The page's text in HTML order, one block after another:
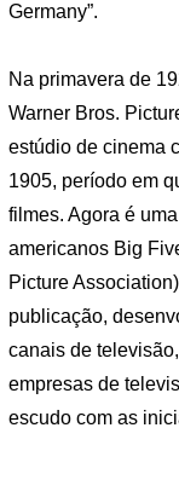
Germany”.
Na primavera de
Warner Bros.
estúdio de cinema
1905, período em
filmes. Agora é
americanos Big
Picture
publicação,
canais de
empresas de
escudo com as